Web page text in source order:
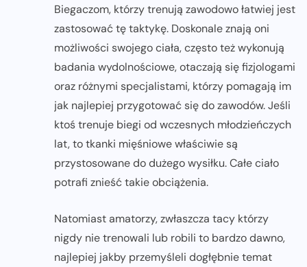
Biegaczom, którzy trenują zawodowo łatwiej jest
zastosować tę taktykę. Doskonale znają oni
możliwości swojego ciała, często też wykonują
badania wydolnościowe, otaczają się fizjologami
oraz różnymi specjalistami, którzy pomagają im
jak najlepiej przygotować się do zawodów. Jeśli
ktoś trenuje biegi od wczesnych młodzieńczych
lat, to tkanki mięśniowe właściwie są
przystosowane do dużego wysiłku. Całe ciało
potrafi znieść takie obciążenia.
Natomiast amatorzy, zwłaszcza tacy którzy
nigdy nie trenowali lub robili to bardzo dawno,
najlepiej jakby przemyśleli dogłębnie temat